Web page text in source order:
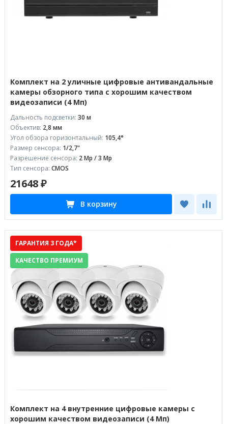
Комплект на 2 уличные цифровые антивандальные
камеры обзорного типа с хорошим качеством
видеозаписи (4 Мп)
Дальность подсветки: 30 м
Объектив: 2,8 мм
Угол обзора горизонтальный: 105,4°
Размер сенсора: 1/2,7"
Разрешение сенсора: 2 Mp / 3 Mp
Тип сенсора: CMOS
21648 ₽
В корзину
Комплект на 4 внутренние цифровые камеры с
хорошим качеством видеозаписи (4 Мп)
ГАРАНТИЯ 3 ГОДА*
КАЧЕСТВО ПРЕМИУМ